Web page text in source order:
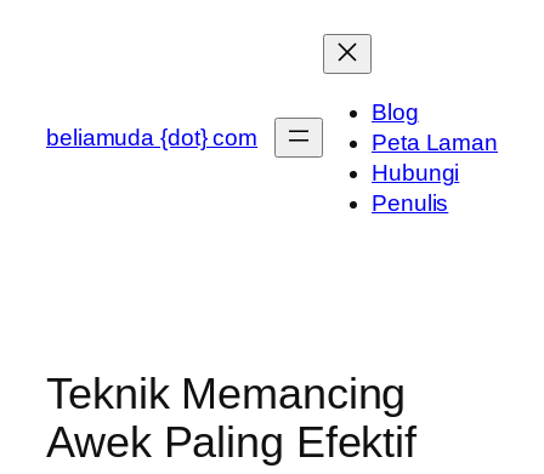
beliamuda {dot} com
Blog
Peta Laman
Hubungi
Penulis
Teknik Memancing
Awek Paling Efektif